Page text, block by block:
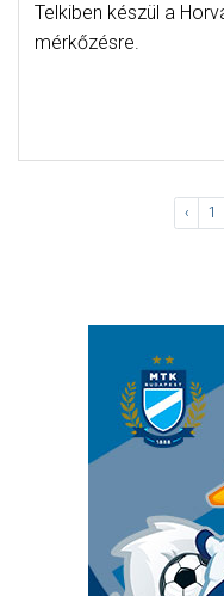
Telkiben készül a
mérkőzésre.
‹ 1